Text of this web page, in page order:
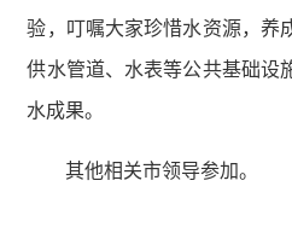
验，叮嘱大家珍惜水资源，养
供水管道、水表等公共基础设
水成果。
其他相关市领导参加。